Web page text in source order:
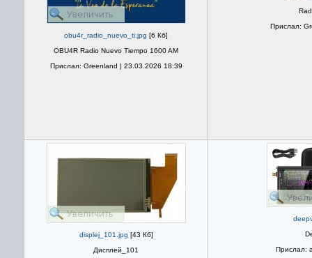
obu4r_radio_nuevo_ti.jpg [6 Кб]
OBU4R Radio Nuevo Tiempo 1600 AM
Прислал: Greenland | 23.03.2026 18:39
Прислал:
displej_101.jpg [43 Кб]
Дисплей_101
Прислал: